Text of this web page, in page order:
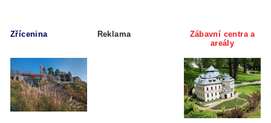
Zřícenina Reklama
Zábavní centra a
areály